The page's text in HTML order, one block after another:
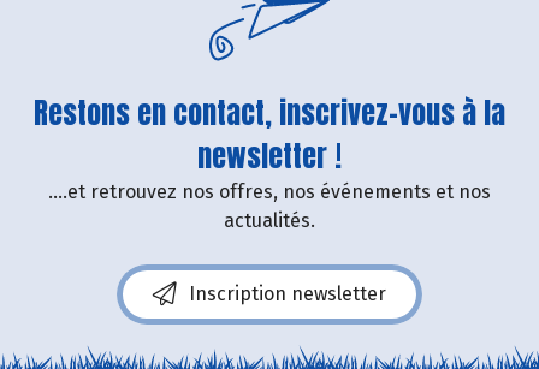
Restons en contact, inscrivez-vous à la
newsletter !
....et retrouvez nos offres, nos événements et nos
actualités.
Inscription newsletter